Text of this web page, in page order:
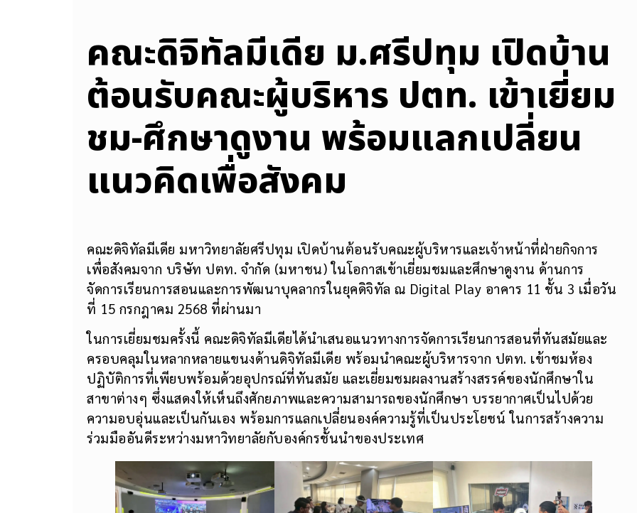
คณะดิจิทัลมีเดีย ม.ศรีปทุม เปิดบ้าน
ต้อนรับคณะผู้บริหาร ปตท. เข้าเยี่ยม
ชม-ศึกษาดูงาน พร้อมแลกเปลี่ยน
แนวคิดเพื่อสังคม
คณะดิจิทัลมีเดีย มหาวิทยาลัยศรีปทุม เปิดบ้านต้อนรับคณะผู้บริหารและเจ้าหน้าที่ฝ่ายกิจการ
เพื่อสังคมจาก บริษัท ปตท. จำกัด (มหาชน) ในโอกาสเข้าเยี่ยมชมและศึกษาดูงาน ด้านการ
จัดการเรียนการสอนและการพัฒนาบุคลากรในยุคดิจิทัล ณ Digital Play อาคาร 11 ชั้น 3 เมื่อวัน
ที่ 15 กรกฎาคม 2568 ที่ผ่านมา
ในการเยี่ยมชมครั้งนี้ คณะดิจิทัลมีเดียได้นำเสนอแนวทางการจัดการเรียนการสอนที่ทันสมัยและ
ครอบคลุมในหลากหลายแขนงด้านดิจิทัลมีเดีย พร้อมนำคณะผู้บริหารจาก ปตท. เข้าชมห้อง
ปฏิบัติการที่เพียบพร้อมด้วยอุปกรณ์ที่ทันสมัย และเยี่ยมชมผลงานสร้างสรรค์ของนักศึกษาใน
สาขาต่างๆ ซึ่งแสดงให้เห็นถึงศักยภาพและความสามารถของนักศึกษา บรรยากาศเป็นไปด้วย
ความอบอุ่นและเป็นกันเอง พร้อมการแลกเปลี่ยนองค์ความรู้ที่เป็นประโยชน์ ในการสร้างความ
ร่วมมืออันดีระหว่างมหาวิทยาลัยกับองค์กรชั้นนำของประเทศ